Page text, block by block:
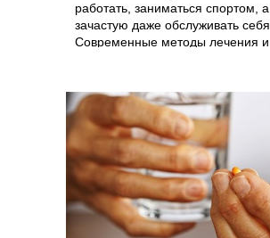
работать, заниматься спортом, а
зачастую даже обслуживать себя.
Современные методы лечения и